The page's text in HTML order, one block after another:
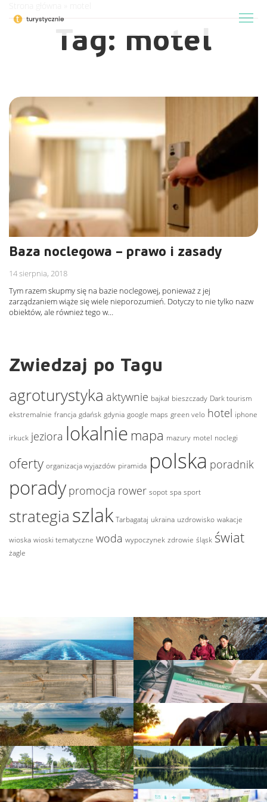
Tag: motel
Baza noclegowa – prawo i zasady
14 sierpnia, 2018
Tym razem skupmy się na bazie noclegowej, ponieważ z jej
zarządzaniem wiąże się wiele nieporozumień. Dotyczy to nie tylko nazw
obiektów, ale również tego w…
Zwiedzaj po Tagu
agroturystyka aktywnie bajkał bieszczady Dark tourism
ekstremalnie francja gdańsk gdynia google maps green velo hotel iphone
irkuck jeziora lokalnie mapa mazury motel noclegi
oferty organizacja wyjazdów piramida polska poradnik
porady promocja rower sopot spa sport
strategia szlak Tarbagataj ukraina uzdrowisko wakacje
wioska wioski tematyczne woda wypoczynek zdrowie śląsk świat
żagle